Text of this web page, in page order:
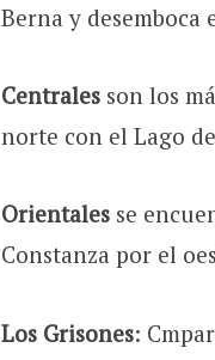
Berna y desemboca
Centralesson los
norte con el Lago
Orientalesse
Constanza por el
Los Grisones: